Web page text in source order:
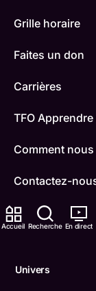
Accueil Recherche En direct
Univers
Grille horaire
Faites un don
Carrières
TFO
Comment
Contactez-
ONFR
Boukili